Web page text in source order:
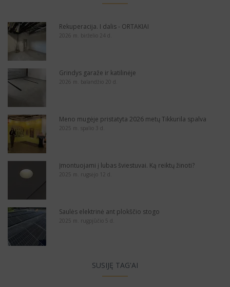
Rekuperacija. I dalis - ORTAKIAI
2026 m. birželio 24 d.
Grindys garaže ir katilinėje
2026 m. balandžio 20 d.
Meno mugėje pristatyta 2026 metų Tikkurila spalva
2025 m. spalio 3 d.
Įmontuojami į lubas šviestuvai. Ką reiktų žinoti?
2025 m. rugsėjo 12 d.
Saulės elektrinė ant plokščio stogo
2025 m. rugpjūčio 5 d.
SUSIJĘ TAG'AI